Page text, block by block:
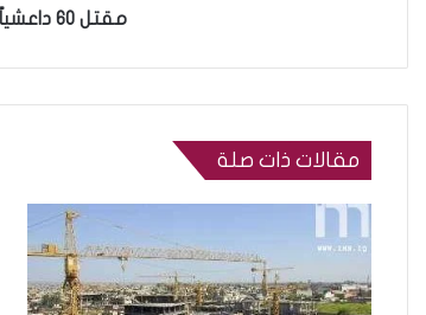
مقتل 60 داعشياً في الحويجة
مقالات ذات صلة